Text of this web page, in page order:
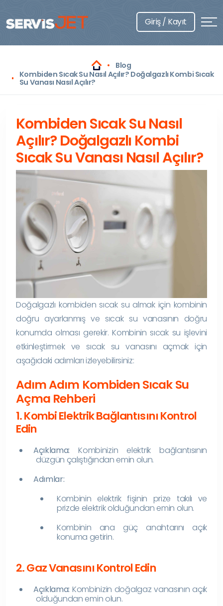
Giriş / Kayıt
Blog
Kombiden Sıcak Su Nasıl Açılır? Doğalgazlı Kombi Sıcak
Su Vanası Nasıl Açılır?
Kombiden Sıcak Su Nasıl
Açılır? Doğalgazlı Kombi
Sıcak Su Vanası Nasıl Açılır?
Doğalgazlı kombiden sıcak su almak için kombinin
doğru ayarlanmış ve sıcak su vanasının doğru
konumda olması gerekir. Kombinin sıcak su işlevini
etkinleştirmek ve sıcak su vanasını açmak için
aşağıdaki adımları izleyebilirsiniz:
Adım Adım Kombiden Sıcak Su
Açma Rehberi
1. Kombi Elektrik Bağlantısını Kontrol
Edin
Açıklama: Kombinizin elektrik bağlantısının
düzgün çalıştığından emin olun.
Adımlar:
Kombinin elektrik fişinin prize takılı ve
prizde elektrik olduğundan emin olun.
Kombinin ana güç anahtarını açık
konuma getirin.
2. Gaz Vanasını Kontrol Edin
Açıklama: Kombinizin doğalgaz vanasının açık
olduğundan emin olun.